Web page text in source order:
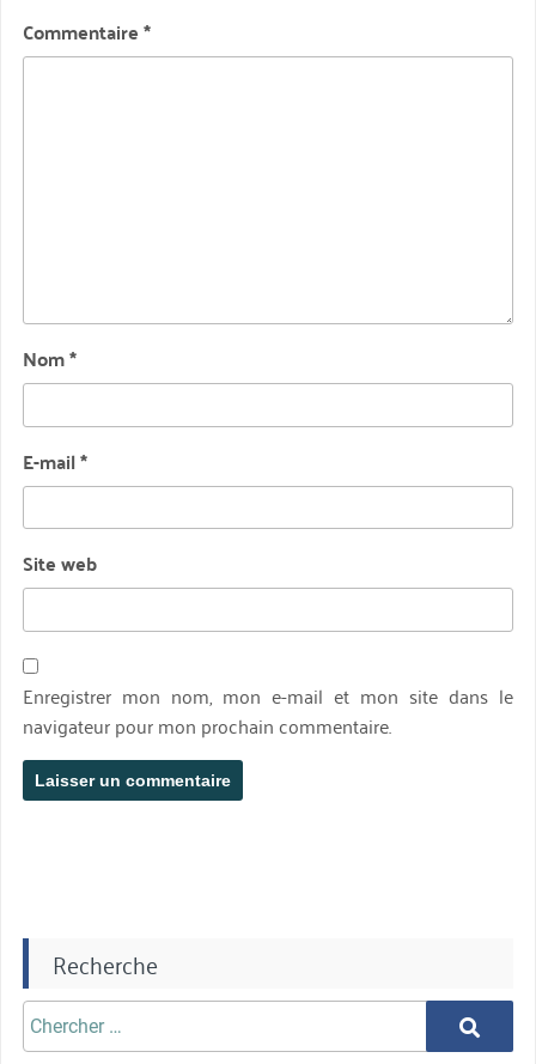
Commentaire*
Nom*
E-mail*
Site web
Enregistrer mon nom, mon e-mail et mon site dans le
navigateur pour mon prochain commentaire.
Recherche
Chercher
aprè:
Chercher